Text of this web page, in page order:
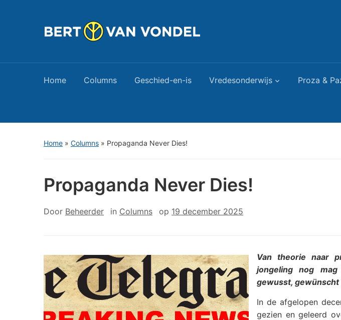
Home Columns Geschied-en-is Vredesonderwijs Proza &
Home » Columns » Propaganda Never Dies!
Propaganda Never Dies!
Door Beheerder in Columns op 19 december 2025
Van theorie naar
jongeling nog
gewusst,
In de afgelopen
gezien en geleerd